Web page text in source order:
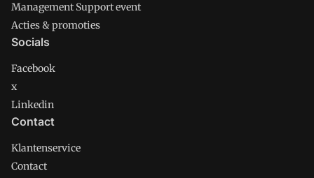
Management Support event
Acties & promoties
Socials
Facebook
x
Linkedin
Contact
Klantenservice
Contact